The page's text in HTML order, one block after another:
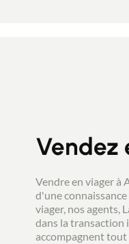
Vendez
Vendre en viager à
d'une
viager, nos agents,
dans la transaction
accompagnent tout